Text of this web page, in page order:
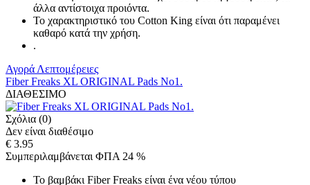
άλλα αντίστοιχα προιόντα.
Το χαρακτηριστικό του Cotton King είναι ότι παραμένει
καθαρό κατά την χρήση.
.
Αγορά Λεπτομέρειες
Fiber Freaks XL ORIGINAL Pads No1.
ΔΙΑΘΕΣΙΜΟ
Σχόλια (0)
Δεν είναι διαθέσιμο
€ 3.95
Συμπεριλαμβάνεται ΦΠΑ 24 %
Το βαμβάκι Fiber Freaks είναι ένα νέου τύπου